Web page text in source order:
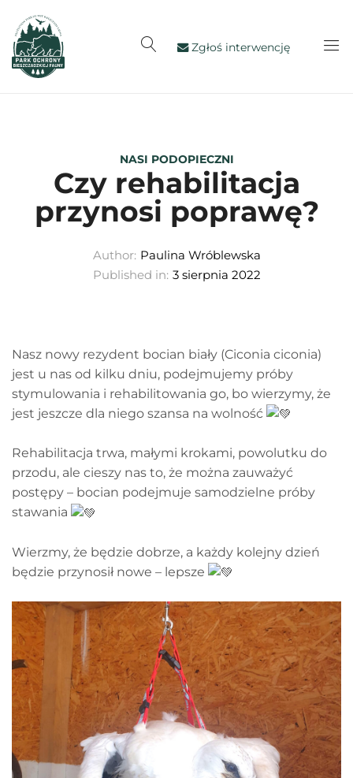
Zgłoś interwencję
NASI PODOPIECZNI
Czy rehabilitacja
przynosi poprawę?
Author: Paulina Wróblewska
Published in: 3 sierpnia 2022
Nasz nowy rezydent bocian biały (Ciconia ciconia)
jest u nas od kilku dniu, podejmujemy próby
stymulowania i rehabilitowania go, bo wierzymy, że
jest jeszcze dla niego szansa na wolność
Rehabilitacja trwa, małymi krokami, powolutku do
przodu, ale cieszy nas to, że można zauważyć
postępy – bocian podejmuje samodzielne próby
stawania
Wierzmy, że będzie dobrze, a każdy kolejny dzień
będzie przynosił nowe – lepsze